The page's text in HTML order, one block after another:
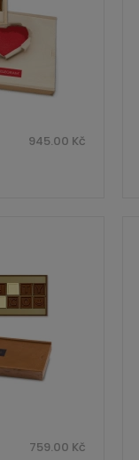
945.00 Kč
759.00 Kč